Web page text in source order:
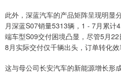
此外，深蓝汽车的产品矩阵呈现明显
月深蓝S07销量5313辆，1 - 7月累计
端车型S09交付困境凸显，尽管5月
8月实际交付仅千辆出头，订单转化效
这与母公司长安汽车的新能源增长形